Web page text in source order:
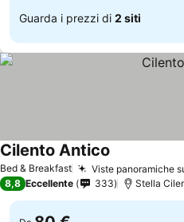
Guarda i prezzi di 2 siti
Bed & Breakfast Viste panoramiche
Cilento Antico
8,8 Eccellente 333 Stella